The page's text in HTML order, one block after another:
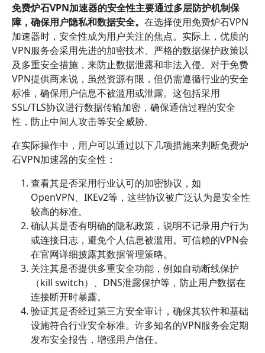
免费炉石VPN加速器的安全性主要通过多层防护机制保
障，确保用户隐私和数据安全。 在选择使用免费炉石VPN
加速器时，安全性成为用户关注的焦点。实际上，优质的
VPN服务会采用先进的加密技术、严格的数据保护政策以
及多重安全措施，来防止数据泄露和非法入侵。对于免费
VPN提供商来说，虽然资源有限，但仍需遵循行业的安全
标准，确保用户信息不被滥用或泄露。这包括采用
SSL/TLS协议进行数据传输加密，确保通信过程的安全
性，防止中间人攻击等安全威胁。
在实际操作中，用户可以通过以下几项措施来判断免费炉
石VPN加速器的安全性：
查看其是否采用行业认可的加密协议，如
OpenVPN、IKEv2等，这些协议被广泛认为是安全性
较高的标准。
确认其是否有明确的隐私政策，说明不记录用户行为
或连接日志，避免个人信息被滥用。可信赖的VPN会
在官网详细披露其数据管理策略。
关注其是否提供多重安全功能，例如自动断线保护
（kill switch）、DNS泄露保护等，防止用户数据在
连接断开时暴露。
验证其是否经过第三方安全审计，确保其软件和基础
设施符合行业安全标准。许多知名的VPN服务会定期
发布安全报告，增强用户信任。